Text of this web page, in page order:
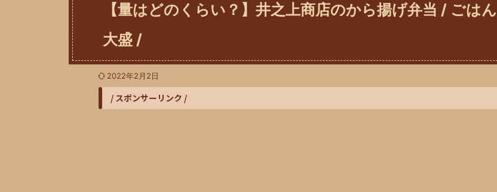
【量はどのくらい？】井之上商店のから揚げ弁当 / ごはん
大盛 /
2022年2月2日
/ スポンサーリンク /